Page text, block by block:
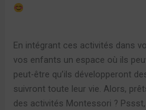
En intégrant ces activités dans
vos enfants un espace où ils
peut-être qu’ils développeront
suivront toute leur vie. Alors,
des activités Montessori ?